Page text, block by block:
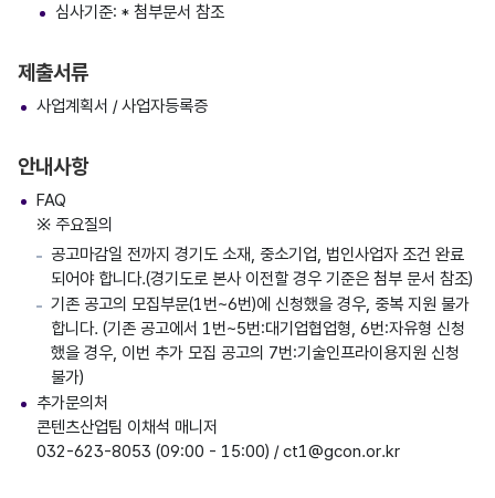
심사기준: * 첨부문서 참조
제출서류
사업계획서 / 사업자등록증
안내사항
FAQ
※ 주요질의
공고마감일 전까지 경기도 소재, 중소기업, 법인사업자 조건 완료
되어야 합니다.(경기도로 본사 이전할 경우 기준은 첨부 문서 참조)
기존 공고의 모집부문(1번~6번)에 신청했을 경우, 중복 지원 불가
합니다. (기존 공고에서 1번~5번:대기업협업형, 6번:자유형 신청
했을 경우, 이번 추가 모집 공고의 7번:기술인프라이용지원 신청
불가)
추가문의처
콘텐츠산업팀 이채석 매니저
032-623-8053 (09:00 - 15:00) / ct1@gcon.or.kr